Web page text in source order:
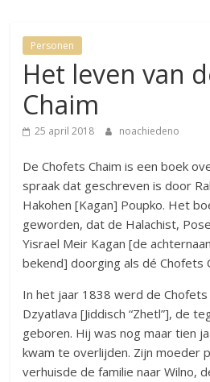
Personen
Het leven van
Chaim
25 april 2018 noachiedeno
De Chofets Chaim is een boek
spraak dat geschreven is door
Hakohen [Kagan] Poupko. Het
geworden, dat de Halachist,
Yisrael Meir Kagan [de
bekend] doorging als dé Chofets
In het jaar 1838 werd de Chofets
Dzyatlava [Jiddisch “Zhetl”], de
geboren. Hij was nog maar tien
kwam te overlijden. Zijn moeder
verhuisde de familie naar Wilno,